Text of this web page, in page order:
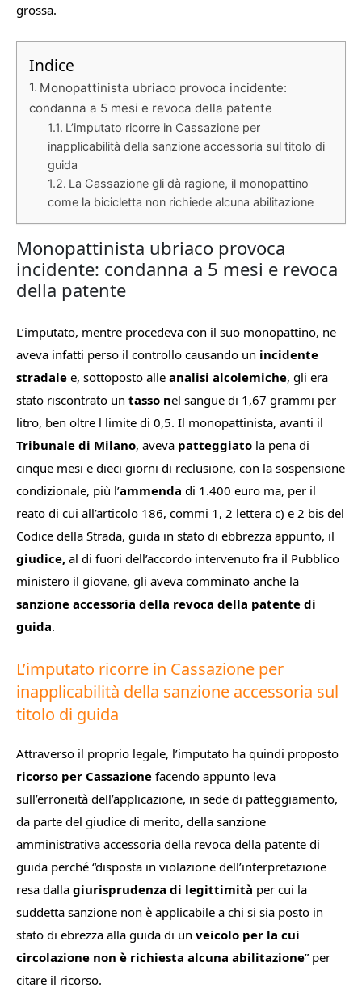
grossa.
Indice
Monopattinista ubriaco provoca incidente:
condanna a 5 mesi e revoca della patente
L’imputato ricorre in Cassazione per
inapplicabilità della sanzione accessoria sul titolo di
guida
La Cassazione gli dà ragione, il monopattino
come la bicicletta non richiede alcuna abilitazione
Monopattinista ubriaco provoca
incidente: condanna a 5 mesi e revoca
della patente
L’imputato, mentre procedeva con il suo monopattino, ne
aveva infatti perso il controllo causando un incidente
stradale e, sottoposto alle analisi alcolemiche, gli era
stato riscontrato un tasso nel sangue di 1,67 grammi per
litro, ben oltre l limite di 0,5. Il monopattinista, avanti il
Tribunale di Milano, aveva patteggiato la pena di
cinque mesi e dieci giorni di reclusione, con la sospensione
condizionale, più l’ammenda di 1.400 euro ma, per il
reato di cui all’articolo 186, commi 1, 2 lettera c) e 2 bis del
Codice della Strada, guida in stato di ebbrezza appunto, il
giudice, al di fuori dell’accordo intervenuto fra il Pubblico
ministero il giovane, gli aveva comminato anche la
sanzione accessoria della revoca della patente di
guida.
L’imputato ricorre in Cassazione per
inapplicabilità della sanzione accessoria sul
titolo di guida
Attraverso il proprio legale, l’imputato ha quindi proposto
ricorso per Cassazione facendo appunto leva
sull’erroneità dell’applicazione, in sede di patteggiamento,
da parte del giudice di merito, della sanzione
amministrativa accessoria della revoca della patente di
guida perché “disposta in violazione dell’interpretazione
resa dalla giurisprudenza di legittimità per cui la
suddetta sanzione non è applicabile a chi si sia posto in
stato di ebrezza alla guida di un veicolo per la cui
circolazione non è richiesta alcuna abilitazione” per
citare il ricorso.